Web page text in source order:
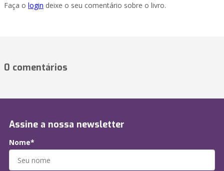
Faça o login deixe o seu comentário sobre o livro.
0 comentários
Assine a nossa newsletter
Nome*